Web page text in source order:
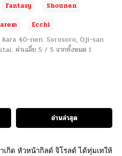
Fantasy
Shounen
Ecchi
40-nen. Sorosoro, Oji-san
ค่าเฉลี่ย 5 / 5 จากทั้งหมด 1
อ่านล่าสุด
กิด หัวหน้ากิลด์ จิโรลด์ ได้ทุ่มเทให้